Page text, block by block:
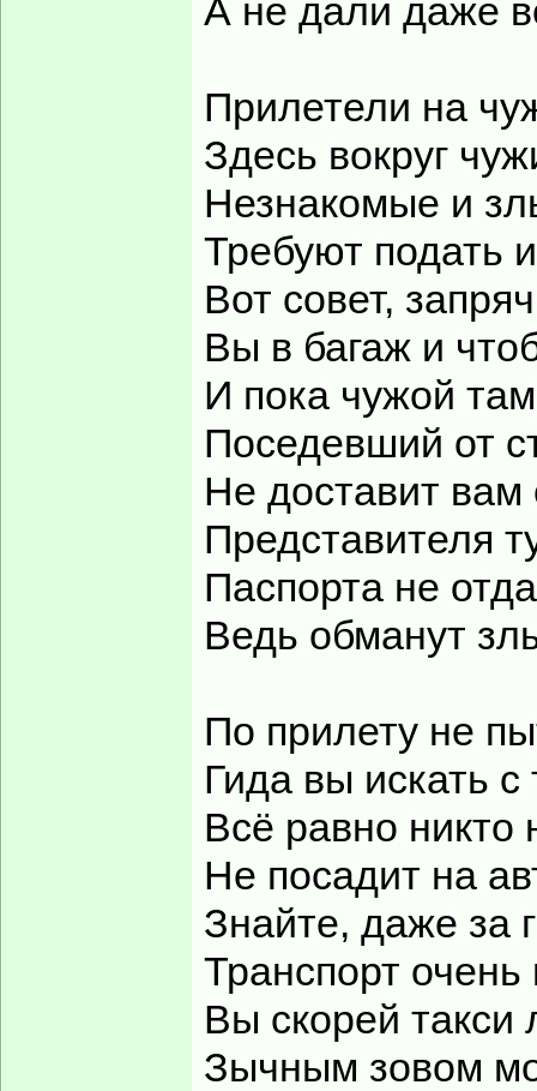
А не дали даже
Прилетели на
Здесь вокруг
Незнакомые и
Требуют подать
Вот совет,
Вы в багаж и
И пока чужой
Поседевший от
Не доставит вам
Представителя
Паспорта не
Ведь обманут
По прилету не
Гида вы искать с
Всё равно никто
Не посадит на
Знайте, даже за
Транспорт очень
Вы скорей такси
Зычным зовом